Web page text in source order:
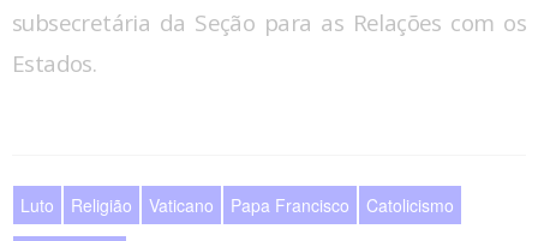
subsecretária da Seção para as Relações com os
Estados.
Luto Religião Vaticano Papa Francisco Catolicismo